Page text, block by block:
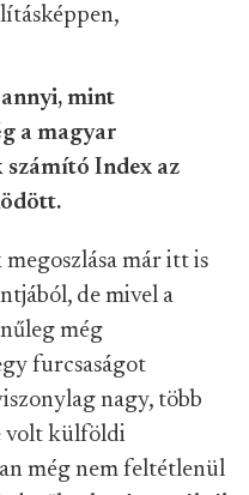
mint
a magyar
Index az
már itt is
de mivel a
még
furcsaságot
nagy, több
volt külföldi
még nem feltétlenül